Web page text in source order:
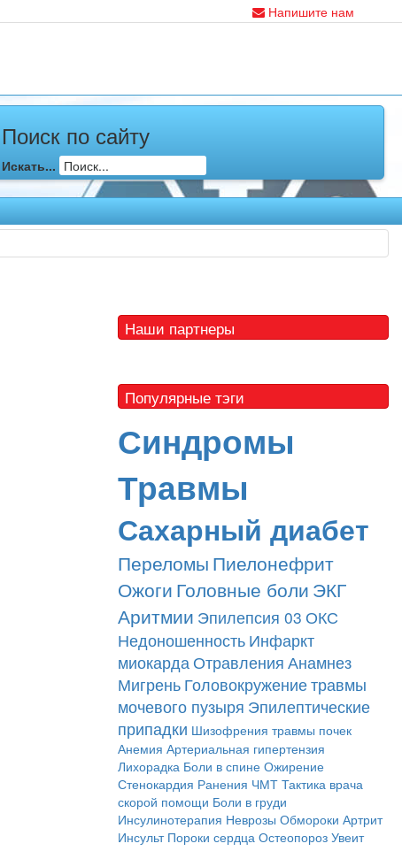
Напишите нам
Поиск по сайту
Искать...
Наши партнеры
Популярные тэги
Синдромы
Травмы
Сахарный диабет
Переломы Пиелонефрит
Ожоги Головные боли ЭКГ
Аритмии Эпилепсия 03 ОКС
Недоношенность Инфаркт
миокарда Отравления Анамнез
Мигрень Головокружениетравмы
мочевого пузыря Эпилептические
припадки Шизофрения травмы почек
Анемия Артериальная гипертензия
Лихорадка Боли в спине Ожирение
Стенокардия Ранения ЧМТ Тактика врача
скорой помощи Боли в груди
Инсулинотерапия Неврозы Обмороки Артрит
Инсульт Пороки сердца Остеопороз Увеит